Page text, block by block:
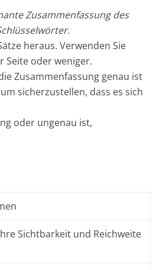
Zusammenfassung des
heraus. Verwenden Sie
Seite oder weniger.
Zusammenfassung genau ist
sicherzustellen, dass es sich
oder ungenau ist,
Sichtbarkeit und Reichweite
Nein